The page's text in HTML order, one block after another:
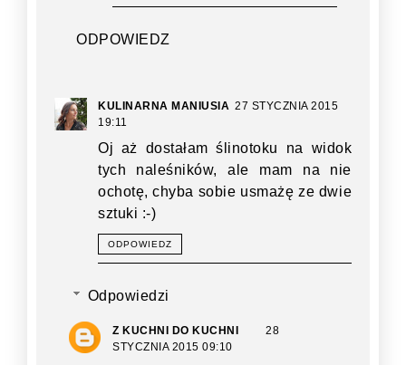
ODPOWIEDZ
KULINARNA MANIUSIA 27 STYCZNIA 2015
19:11
Oj aż dostałam ślinotoku na widok
tych naleśników, ale mam na nie
ochotę, chyba sobie usmażę ze dwie
sztuki :-)
ODPOWIEDZ
Odpowiedzi
Z KUCHNI DO KUCHNI
28
STYCZNIA 2015 09:10